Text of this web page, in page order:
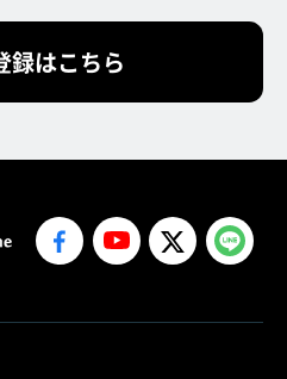
録はこちら